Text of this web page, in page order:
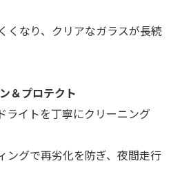
くなり、クリアなガラスが長続
＆プロテクト
ライトを丁寧にクリーニング
ングで再劣化を防ぎ、夜間走行